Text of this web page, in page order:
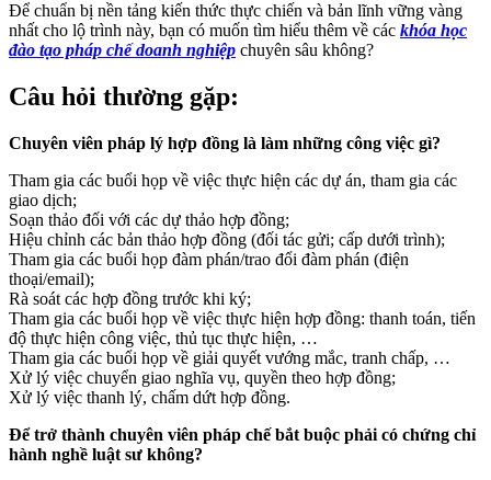
Để chuẩn bị nền tảng kiến thức thực chiến và bản lĩnh vững vàng
nhất cho lộ trình này, bạn có muốn tìm hiểu thêm về các khóa học
đào tạo pháp chế doanh nghiệp chuyên sâu không?
Câu hỏi thường gặp:
Chuyên viên pháp lý hợp đồng là làm những công việc gì?
Tham gia các buổi họp về việc thực hiện các dự án, tham gia các
giao dịch;
Soạn thảo đối với các dự thảo hợp đồng;
Hiệu chỉnh các bản thảo hợp đồng (đối tác gửi; cấp dưới trình);
Tham gia các buổi họp đàm phán/trao đổi đàm phán (điện
thoại/email);
Rà soát các hợp đồng trước khi ký;
Tham gia các buổi họp về việc thực hiện hợp đồng: thanh toán, tiến
độ thực hiện công việc, thủ tục thực hiện, …
Tham gia các buổi họp về giải quyết vướng mắc, tranh chấp, …
Xử lý việc chuyển giao nghĩa vụ, quyền theo hợp đồng;
Xử lý việc thanh lý, chấm dứt hợp đồng.
Để trở thành chuyên viên pháp chế bắt buộc phải có chứng chỉ
hành nghề luật sư không?